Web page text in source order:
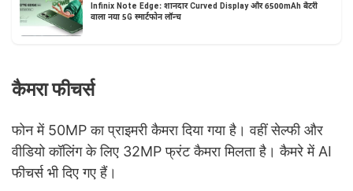
Infinix Note Edge: शानदार Curved Display और 6500mAh बैटरी
वाला नया 5G स्मार्टफोन लॉन्च
कैमरा फीचर्स
फोन में 50MP का प्राइमरी कैमरा दिया गया है। वहीं सेल्फी और
वीडियो कॉलिंग के लिए 32MP फ्रंट कैमरा मिलता है। कैमरे में AI
फीचर्स भी दिए गए हैं।